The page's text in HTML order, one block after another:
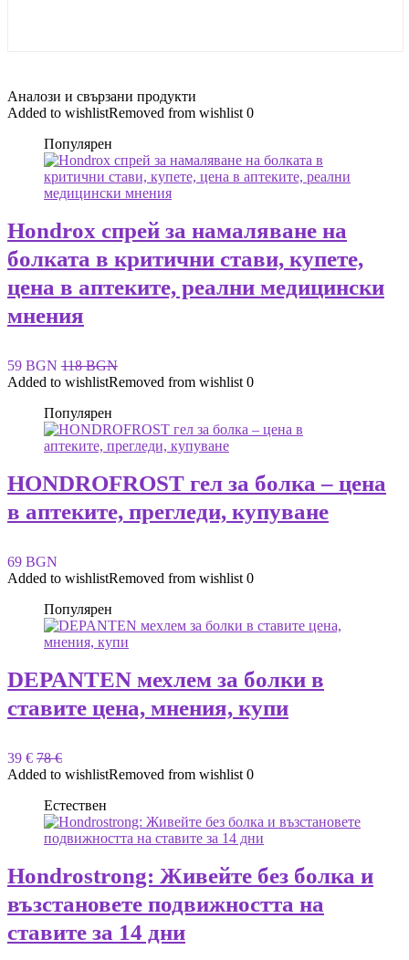
Аналози и свързани продукти
Added to wishlistRemoved from wishlist 0
Популярен
Hondrox спрей за намаляване на
болката в критични стави, купете,
цена в аптеките, реални медицински
мнения
59 BGN 118 BGN
Added to wishlistRemoved from wishlist 0
Популярен
HONDROFROST гел за болка – цена
в аптеките, прегледи, купуване
69 BGN
Added to wishlistRemoved from wishlist 0
Популярен
DEPANTEN мехлем за болки в
ставите цена, мнения, купи
39 € 78 €
Added to wishlistRemoved from wishlist 0
Естествен
Hondrostrong: Живейте без болка и
възстановете подвижността на
ставите за 14 дни